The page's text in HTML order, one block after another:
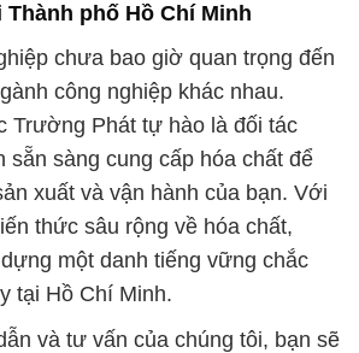
Thành phố Hồ Chí Minh
chưa bao giờ quan trọng đến
công nghiệp khác nhau.
Trường Phát tự hào là đối tác
sẵn sàng cung cấp hóa chất để
xuất và vận hành của bạn. Với
thức sâu rộng về hóa chất,
một danh tiếng vững chắc
tại Hồ Chí Minh.
và tư vấn của chúng tôi, bạn sẽ